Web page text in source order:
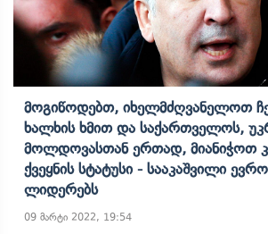
Მოგიწოდებთ, Იხელმძღვანელოთ
Ხალხის Ხმით Და Საქართველოს,
Მოლდოვასთან Ერთად, Მიანიჭოთ
Ქვეყნის Სტატუსი - Სააკაშვილი
Ლიდერებს
09 მარტი 2022, 19:54